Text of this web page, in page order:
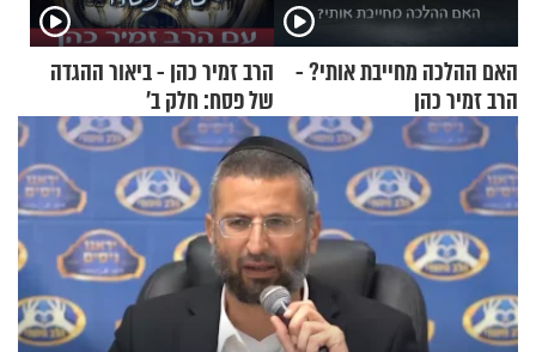
האם ההלכה מחייבת אותי? -
הרב זמיר כהן
הרב זמיר כהן - ביאור ההגדה
של פסח: חלק ב’